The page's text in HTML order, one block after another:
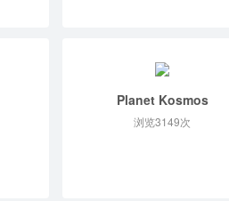
Planet Kosmos
浏览3149次